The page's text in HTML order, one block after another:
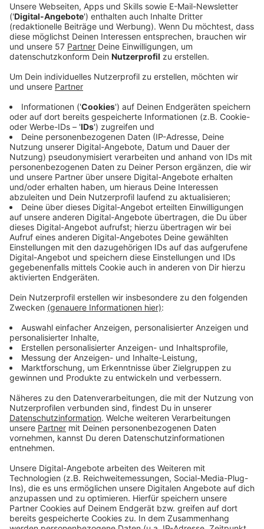
Ein Promi, keine Fragen und fünf
Gegenstände
Anzeige
Wenn ein Popstar, Comedian, Schauspieler oder
Politiker bei uns zu Besuch ist, stellt er sich auch dem
besonderen Video-Interview „Fünf für". Dabei wird
keine einzige Frage gestellt, sondern dem Gast
einfach fünf Dinge in die Hand gedrückt, zu denen er
das erzählt, was ihm als Erstes einfällt. Keine
Standardantworten, keine Promotionaussagen -
sondern ganz persönliche Geschichten - das ist „Fünf
für"!
Anzeige
Wir benötigen Ihre
Zustimmung, um den YouTube
Video-Service zu laden!
Wir verwenden einen Service eines
Drittanbieters, um Videoinhalte
einzubetten. Dieser Service kann
sammeln. Bitte lesen Sie die
Details durch und stimmen Sie der
Nutzung des Service zu, um dieses
Mehr Informationen
Akzeptieren
powered byUsercentrics Consent
Fünf für Nicolai Friedrich
Anzeige